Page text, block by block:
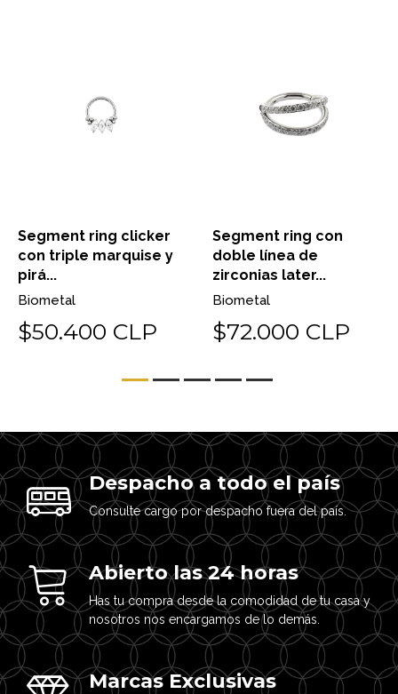
Segment ring clicker
con triple marquise y
pirá...
Biometal
$50.400 CLP
Segment ring con
doble línea de
zirconias later...
Biometal
$72.000 CLP
Despacho a todo el país
Consulte cargo por despacho fuera del país.
Abierto las 24 horas
Has tu compra desde la comodidad de tu casa y
nosotros nos encargamos de lo demás.
Marcas Exclusivas